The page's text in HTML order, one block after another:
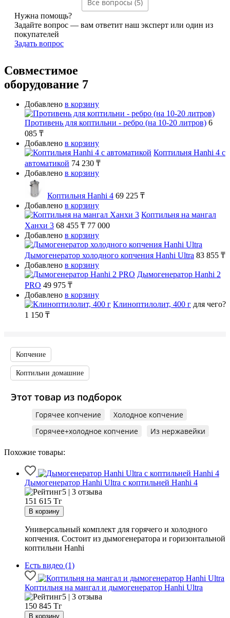
Все вопросы (5)
Нужна помощь?
Задайте вопрос — вам ответит наш эксперт или один из
покупателей
Задать вопрос
Совместимое
оборудование 7
Добавлено в корзину
Противень для коптильни - ребро (на 10-20 литров) 6
085 ₸
Добавлено в корзину
Коптильня Hanhi 4 с
автоматикой 74 230 ₸
Добавлено в корзину
Коптильня Hanhi 4 69 225 ₸
Добавлено в корзину
Коптильня на мангал
Ханхи 3 68 455 ₸ 77 000
Добавлено в корзину
Дымогенератор холодного копчения Hanhi Ultra 83 855 ₸
Добавлено в корзину
Дымогенератор Hanhi 2
PRO 49 975 ₸
Добавлено в корзину
Клиноптилолит, 400 г для чего?
1 150 ₸
Копчение
Коптильни домашние
Этот товар из подборок
Горячее копчение
Холодное копчение
Горячее+холодное копчение
Из нержавейки
Похожие товары:
Дымогенератор Hanhi Ultra с коптильней Hanhi 4
5 | 3 отзыва
151 615 Тг
Универсальный комплект для горячего и холодного
копчения. Состоит из дымогенератора и горизонтальной
коптильни Hanhi
Есть видео (1)
Коптильня на мангал и дымогенератор Hanhi Ultra
5 | 3 отзыва
150 845 Тг